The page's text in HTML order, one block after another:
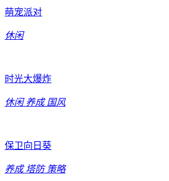
萌宠派对
休闲
时光大爆炸
休闲 养成 国风
保卫向日葵
养成 塔防 策略